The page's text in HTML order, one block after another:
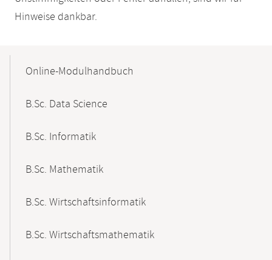
Hinweise dankbar.
NavigationOnline-Modulhandbuch
B.Sc. Data Science
B.Sc. Informatik
B.Sc. Mathematik
B.Sc. Wirtschaftsinformatik
B.Sc. Wirtschaftsmathematik